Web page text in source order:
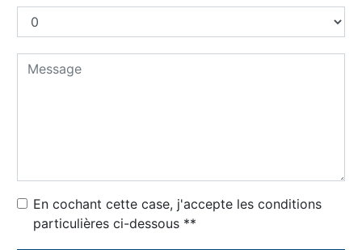
En cochant cette case, j'accepte les conditions
particulières ci-dessous **